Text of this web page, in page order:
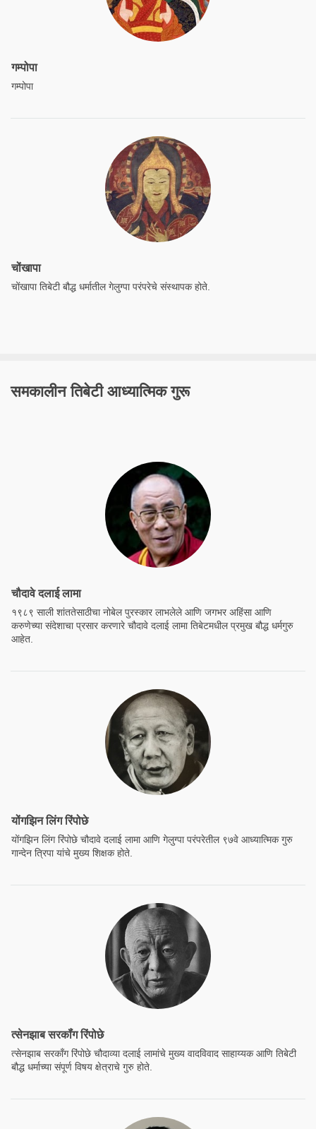
गम्पोपा
गम्पोपा
चोंखापा
चोंखापा तिबेटी बौद्ध धर्मातील गेलुग्पा परंपरेचे संस्थापक होते.
समकालीन तिबेटी आध्यात्मिक गुरू
चौदावे दलाई लामा
१९८९ साली शांततेसाठीचा नोबेल पुरस्कार लाभलेले आणि जगभर अहिंसा आणि
करुणेच्या संदेशाचा प्रसार करणारे चौदावे दलाई लामा तिबेटमधील प्रमुख बौद्ध धर्मगुरु
आहेत.
योंगझिन लिंग रिंपोछे
योंगझिन लिंग रिंपोछे चौदावे दलाई लामा आणि गेलुग्पा परंपरेतील ९७वे आध्यात्मिक गुरु
गान्देन त्रिपा यांचे मुख्य शिक्षक होते.
त्सेनझाब सरकॉंग रिंपोछे
त्सेनझाब सरकॉंग रिंपोछे चौदाव्या दलाई लामांचे मुख्य वादविवाद साहाय्यक आणि तिबेटी
बौद्ध धर्माच्या संपूर्ण विषय क्षेत्राचे गुरु होते.